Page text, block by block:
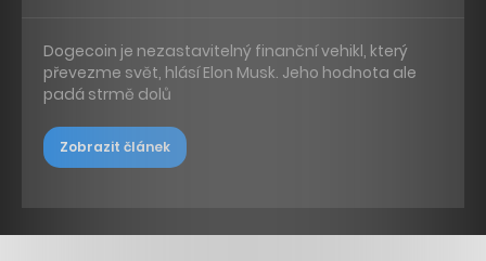
Dogecoin je nezastavitelný finanční vehikl, který
převezme svět, hlásí Elon Musk. Jeho hodnota ale
padá strmě dolů
Zobrazit článek